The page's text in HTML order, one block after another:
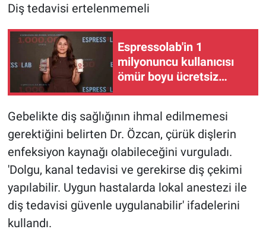
Diş tedavisi ertelenmemeli
Espressolab'in 1
milyonuncu kullanıcısı
ömür boyu ücretsiz
Gebelikte diş sağlığının ihmal edilmemesi
gerektiğini belirten Dr. Özcan, çürük dişlerin
enfeksiyon kaynağı olabileceğini vurguladı.
'Dolgu, kanal tedavisi ve gerekirse diş çekimi
yapılabilir. Uygun hastalarda lokal anestezi ile
diş tedavisi güvenle uygulanabilir' ifadelerini
kullandı.